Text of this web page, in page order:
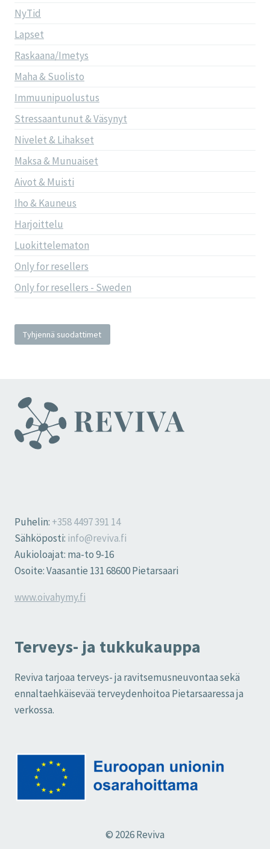
NyTid
Lapset
Raskaana/Imetys
Maha & Suolisto
Immuunipuolustus
Stressaantunut & Väsynyt
Nivelet & Lihakset
Maksa & Munuaiset
Aivot & Muisti
Iho & Kauneus
Harjoittelu
Luokittelematon
Only for resellers
Only for resellers - Sweden
Tyhjennä suodattimet
Puhelin: +358 4497 391 14
Sähköposti: info@reviva.fi
Aukioloajat: ma-to 9-16
Osoite: Vaasantie 131 68600 Pietarsaari
www.oivahymy.fi
Terveys- ja tukkukauppa
Reviva tarjoaa terveys- ja ravitsemusneuvontaa sekä
ennaltaehkäisevää terveydenhoitoa Pietarsaaressa ja
verkossa.
© 2026 Reviva